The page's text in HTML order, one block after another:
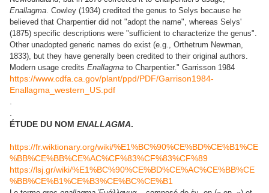
Enallagma. Cowley (1934) credited the genus to Selys because he
believed that Charpentier did not "adopt the name", whereas Selys'
(1875) specific descriptions were "sufficient to characterize the genus".
Other unadopted generic names do exist (e.g., Orthetrum Newman,
1833), but they have generally been credited to their original authors.
Modern usage credits Enallagma to Charpentier." Garrisson 1984
https://www.cdfa.ca.gov/plant/ppd/PDF/Garrison1984-
Enallagma_western_US.pdf
ÉTUDE DU NOM ENALLAGMA.
https://fr.wiktionary.org/wiki/%E1%BC%90%CE%BD%CE%B1%CE
%BB%CE%BB%CE%AC%CF%83%CF%83%CF%89
https://lsj.gr/wiki/%E1%BC%90%CE%BD%CE%AC%CE%BB%CE
%BB%CE%B1%CE%B3%CE%BC%CE%B1